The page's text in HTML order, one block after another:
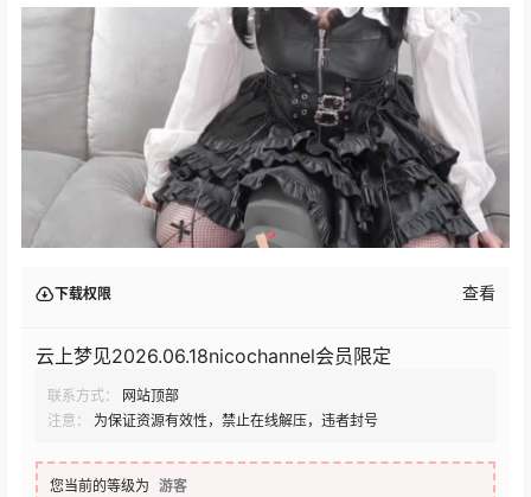
下载权限 查看
云上梦见2026.06.18nicochannel会员限定
联系方式：
网站顶部
注意：
为保证资源有效性，禁止在线解压，违者封号
您当前的等级为 游客